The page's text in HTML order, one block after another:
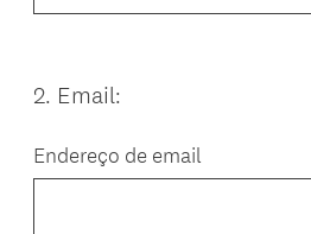
Question
2. Email:
Endereço de email